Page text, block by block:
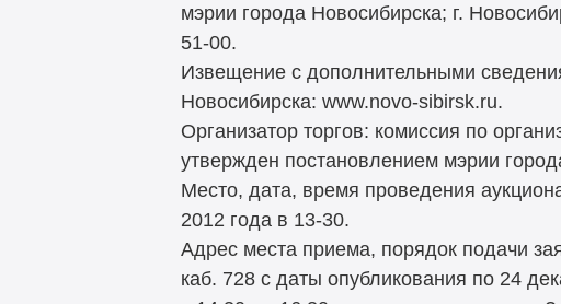
мэрии города Новосибирска; г.
51-00.
Извещение с дополнительными
Новосибирска: www.novo-sibirsk.ru.
Организатор торгов: комиссия по
утвержден постановлением мэрии
Место, дата, время проведения
2012 года в 13-30.
Адрес места приема, порядок подачи
каб. 728 с даты опубликования по 24